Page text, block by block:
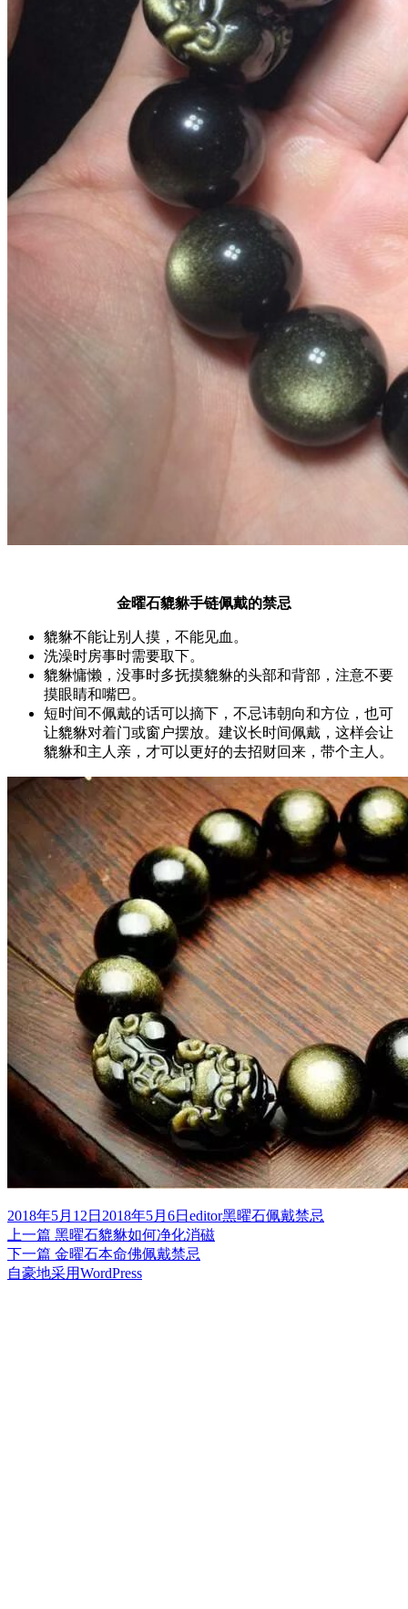
金曜石貔貅手链佩戴的禁忌
貔貅不能让别人摸，不能见血。
洗澡时房事时需要取下。
貔貅慵懒，没事时多抚摸貔貅的头部和背部，注意不要
摸眼睛和嘴巴。
短时间不佩戴的话可以摘下，不忌讳朝向和方位，也可
让貔貅对着门或窗户摆放。建议长时间佩戴，这样会让
貔貅和主人亲，才可以更好的去招财回来，带个主人。
发
布
于
2018年5月12日 2018年5月6日 作
者
editor分
黑曜石佩戴禁忌
文
章
上一篇 上
篇
文
黑曜石貔貅如何净化消磁
下一篇 下
篇
金曜石本命佛佩戴禁忌
自豪地采用WordPress